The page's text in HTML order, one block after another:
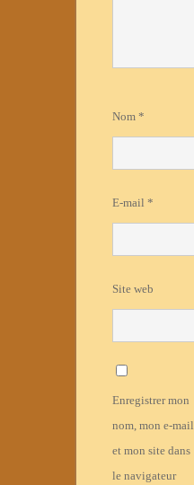
Nom *
E-mail *
Site web
Enregistrer mon
nom, mon e-mail
et mon site dans
le navigateur